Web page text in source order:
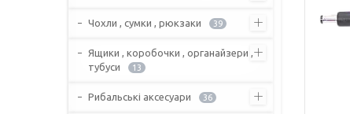
Чохли , сумки , рюкзаки 39
Ящики , коробочки , органайзери ,
тубуси
13
Рибальські аксесуари 36